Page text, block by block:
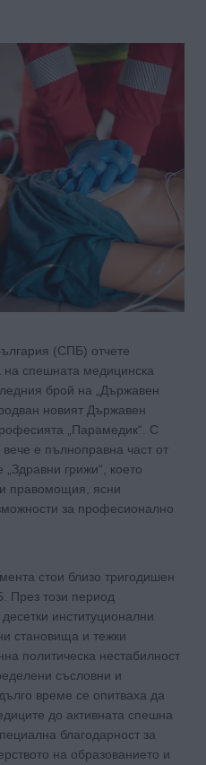
(СПБ) отчете
на спешната медицинска
брой на „Държавен
новият Държавен
„Парамедик“. С
е пълноправна част от
грижи“, което
правомощия, ясни
за професионално
стои близо тригодишен
През този период
институционални
становища и тежки
политическа нестабилност
съсловни и
време се опитваха да
до активната спешна
благодарност за
на образованието и